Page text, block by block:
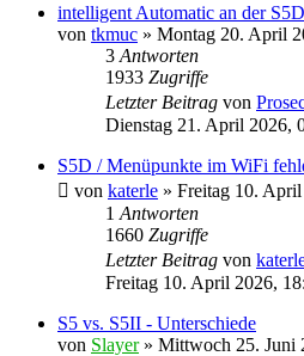
intelligent Automatic an der
von tkmuc » Montag 20. April
3 Antworten
1933 Zugriffe
Letzter Beitrag von
Dienstag 21. April 2026,
S5D / Menüpunkte im WiFi
von katerle » Freitag 10.
1 Antworten
1660 Zugriffe
Letzter Beitrag von
Freitag 10. April 2026,
S5 vs. S5II - Unterschiede
von Slayer» Mittwoch 25. Juni